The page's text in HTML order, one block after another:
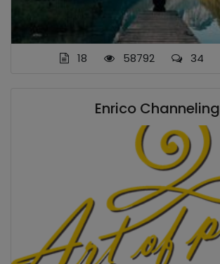
18 58792 34
Enrico Channeling